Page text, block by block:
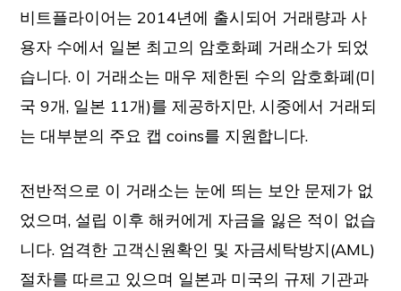
비트플라이어는 2014년에 출시되어 거래량과 사
용자 수에서 일본 최고의 암호화폐 거래소가 되었
습니다. 이 거래소는 매우 제한된 수의 암호화폐(미
국 9개, 일본 11개)를 제공하지만, 시중에서 거래되
는 대부분의 주요 캡 coins를 지원합니다.
전반적으로 이 거래소는 눈에 띄는 보안 문제가 없
었으며, 설립 이후 해커에게 자금을 잃은 적이 없습
니다. 엄격한 고객신원확인 및 자금세탁방지(AML)
절차를 따르고 있으며 일본과 미국의 규제 기관과